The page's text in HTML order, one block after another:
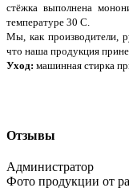
стёжка выполнена
температуре 30 С.
Мы, как производители,
что наша продукция
Уход: машинная стирка
Отзывы
Администратор
Фото продукции от